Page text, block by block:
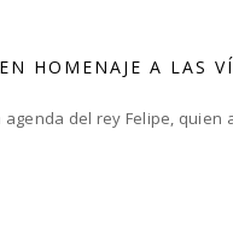
HOMENAJE A LAS
del rey Felipe,